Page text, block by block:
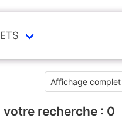
recherche : 0